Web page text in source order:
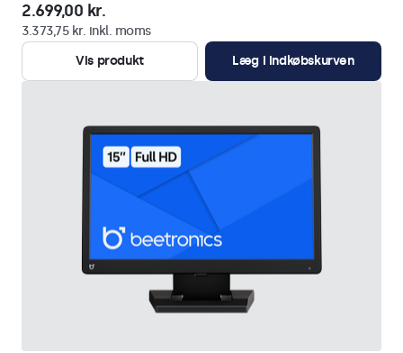
2.699,00 kr.
3.373,75 kr. inkl. moms
Vis produkt
Læg i indkøbskurven